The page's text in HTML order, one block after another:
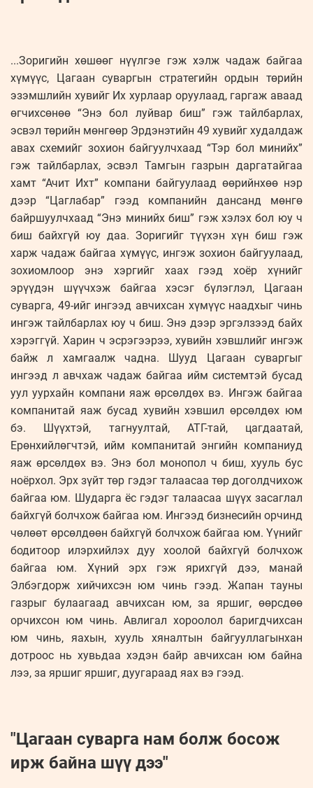
...Зоригийн хөшөөг нүүлгэе гэж хэлж чадаж байгаа
хүмүүс, Цагаан суваргын стратегийн ордын төрийн
эзэмшлийн хувийг Их хурлаар оруулаад, гаргаж аваад
өгчихсөнөө “Энэ бол луйвар биш” гэж тайлбарлах,
эсвэл төрийн мөнгөөр Эрдэнэтийн 49 хувийг худалдаж
авах схемийг зохион байгуулчхаад “Тэр бол минийх”
гэж тайлбарлах, эсвэл Тамгын газрын даргатайгаа
хамт “Ачит Ихт” компани байгуулаад өөрийнхөө нэр
дээр “Цаглабар” гээд компанийн дансанд мөнгө
байршуулчхаад “Энэ минийх биш” гэж хэлэх бол юу ч
биш байхгүй юу даа. Зоригийг түүхэн хүн биш гэж
харж чадаж байгаа хүмүүс, ингэж зохион байгуулаад,
зохиомлоор энэ хэргийг хаах гээд хоёр хүнийг
эрүүдэн шүүчхэж байгаа хэсэг бүлэглэл, Цагаан
суварга, 49-ийг ингээд авчихсан хүмүүс наадхыг чинь
ингэж тайлбарлах юу ч биш. Энэ дээр эргэлзээд байх
хэрэггүй. Харин ч эсрэгээрээ, хувийн хэвшлийг ингэж
байж л хамгаалж чадна. Шууд Цагаан суваргыг
ингээд л авчхаж чадаж байгаа ийм системтэй бусад
уул уурхайн компани яаж өрсөлдөх вэ. Ингэж байгаа
компанитай яаж бусад хувийн хэвшил өрсөлдөх юм
бэ. Шүүхтэй, тагнуултай, АТГ-тай, цагдаатай,
Ерөнхийлөгчтэй, ийм компанитай энгийн компаниуд
яаж өрсөлдөх вэ. Энэ бол монопол ч биш, хууль бус
ноёрхол. Эрх зүйт төр гэдэг талаасаа төр доголдчихож
байгаа юм. Шударга ёс гэдэг талаасаа шүүх засаглал
байхгүй болчхож байгаа юм. Ингээд бизнесийн орчинд
чөлөөт өрсөлдөөн байхгүй болчхож байгаа юм. Үүнийг
бодитоор илэрхийлэх дуу хоолой байхгүй болчхож
байгаа юм. Хүний эрх гэж ярихгүй дээ, манай
Элбэгдорж хийчихсэн юм чинь гээд. Жапан тауны
газрыг булаагаад авчихсан юм, за яршиг, өөрсдөө
орчихсон юм чинь. Авлигал хороолол баригдчихсан
юм чинь, яахын, хууль хяналтын байгууллагынхан
дотроос нь хувьдаа хэдэн байр авчихсан юм байна
лээ, за яршиг яршиг, дуугараад яах вэ гээд.
"Цагаан суварга нам болж босож
ирж байна шүү дээ"